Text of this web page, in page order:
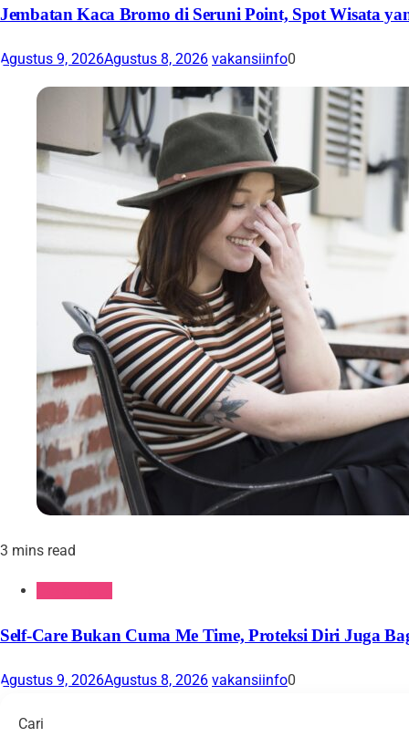
Jembatan Kaca Bromo di Seruni Point, Spot Wisata
Agustus 9, 2026Agustus 8, 2026 vakansiinfo0
3 mins read
Self-Care Bukan Cuma Me Time, Proteksi Diri Juga
Agustus 9, 2026Agustus 8, 2026 vakansiinfo0
Cari